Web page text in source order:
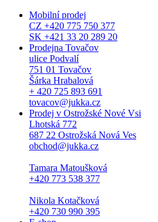
Mobilní prodej
CZ +420 775 750 377
SK +421 33 20 289 20
Prodejna Tovačov
ulice Podvalí
751 01 Tovačov
Šárka Hrabalová
+ 420 725 893 691
tovacov@jukka.cz
Prodej v Ostrožské Nové Vsi
Lhotská 772
687 22 Ostrožská Nová Ves
obchod@jukka.cz
Tamara Matoušková
+420 773 538 377
Nikola Kotačková
+420 730 990 395